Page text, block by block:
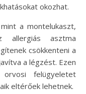
okozhat.
a montelukaszt,
allergiás asztma
csökkenteni a
a légzést. Ezen
orvosi felügyeletet
eltérőek lehetnek.